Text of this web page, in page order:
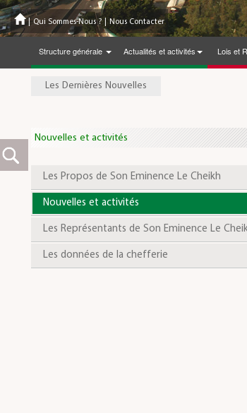
| Qui Sommes-Nous ? Nous Contacter
Structure générale Actualités et activités Lois et
Les Dernières Nouvelles
Nouvelles et activités
Les Propos de Son Eminence Le Cheikh
Nouvelles et activités
Les Représentants de Son Eminence Le
Les données de la chefferie